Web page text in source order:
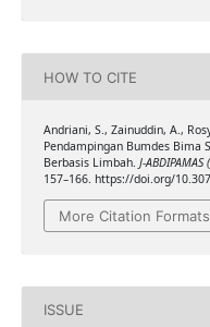
HOW TO CITE
Andriani, S., Zainuddin, A.,
Pendampingan Bumdes Bima
Berbasis Limbah. J-
157–166. https://doi.org/
More Citation Formats
ISSUE